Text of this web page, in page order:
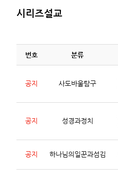
시리즈설교
번호 분류
공지 사도바울탐구
공지 성경과정치
공지 하나님의일꾼과섬김